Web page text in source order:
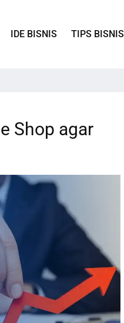
IDE BISNIS TIPS BISNIS
Shop agar